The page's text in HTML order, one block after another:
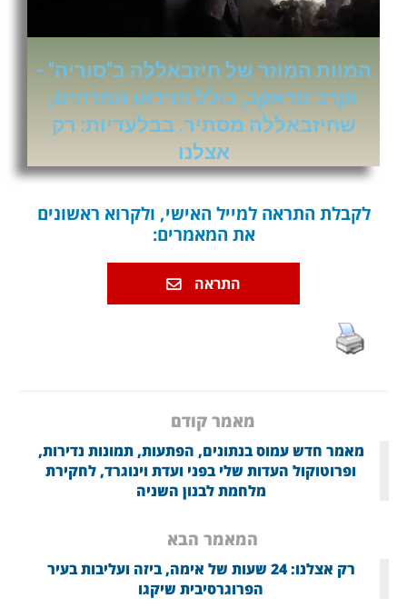
המוות המוזר של חיזבאללה ב"סוריה" -
וקרב סראקב, כולל הוידאו המדהים,
שחיזבאללה מסתיר. בבלעדיות: רק
אצלנו
לקבלת התראה למייל האישי, ולקרוא ראשונים
את המאמרים:
התראה
מאמר קודם
מאמר חדש עמוס בנתונים, הפתעות, תמונות נדירות,
ופרוטוקול העדות שלי בפני ועדת וינוגרד, לחקירת
מלחמת לבנון השניה
המאמר הבא
רק אצלנו: 24 שעות של אימה, ביזה ועליבות בעיר
הפרוגרסיבית שיקגו